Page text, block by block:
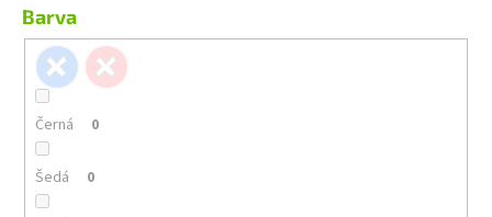
Barva
Černá 0
Šedá 0